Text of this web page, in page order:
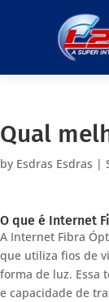
Qual
by Esdras Esdras |
O que é Internet
A Internet Fibra
que utiliza fios de
forma de luz. Essa
e capacidade de